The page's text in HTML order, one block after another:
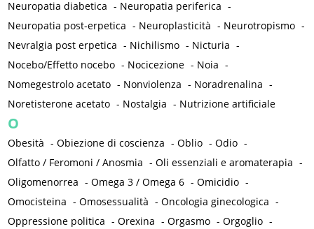
Neuropatia diabetica - Neuropatia periferica -
Neuropatia post-erpetica - Neuroplasticità - Neurotropismo -
Nevralgia post erpetica - Nichilismo - Nicturia -
Nocebo/Effetto nocebo - Nocicezione - Noia -
Nomegestrolo acetato - Nonviolenza - Noradrenalina -
Noretisterone acetato - Nostalgia - Nutrizione artificiale
O
Obesità -Obiezione di coscienza -Oblio -Odio -
Olfatto / Feromoni / Anosmia -Oli essenziali e aromaterapia -
Oligomenorrea -Omega 3 / Omega 6 -Omicidio -
Omocisteina -Omosessualità -Oncologia ginecologica -
Oppressione politica -Orexina -Orgasmo -Orgoglio -